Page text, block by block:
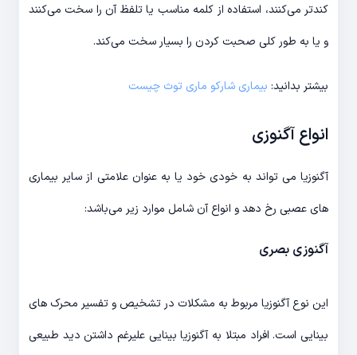
کندتر می‌کنند، استفاده از کلمه مناسب یا تلفظ آن را سخت می‌کنند
و یا به طور کلی صحبت کردن را بسیار سخت می‌کند.
بیشتر بدانید: بیماری شارکو ماری توث چیست
انواع آگنوزی
آگنوزیا می تواند به خودی خود یا به عنوان علامتی از سایر بیماری
های عصبی رخ دهد و انواع آن شامل موارد زیر می‌باشد:
آگنوزی بصری
این نوع آگنوزیا مربوط به مشکلات در تشخیص و تفسیر محرک های
بینایی است. افراد مبتلا به آگنوزیا بینایی علیرغم داشتن دید طبیعی